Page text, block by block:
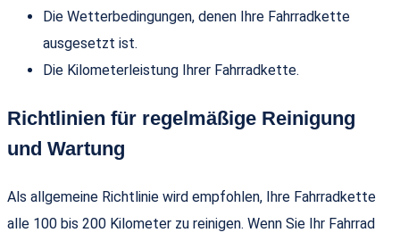
Die Wetterbedingungen, denen Ihre Fahrradkette
ausgesetzt ist.
Die Kilometerleistung Ihrer Fahrradkette.
Richtlinien für regelmäßige Reinigung
und Wartung
Als allgemeine Richtlinie wird empfohlen, Ihre Fahrradkette
alle 100 bis 200 Kilometer zu reinigen. Wenn Sie Ihr Fahrrad